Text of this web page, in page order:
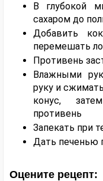
В глубокой
сахаром до
Добавить
перемешать
Противень
Влажными
руку и
конус,
противень
Запекать при
Дать печенью
Оцените рецепт: